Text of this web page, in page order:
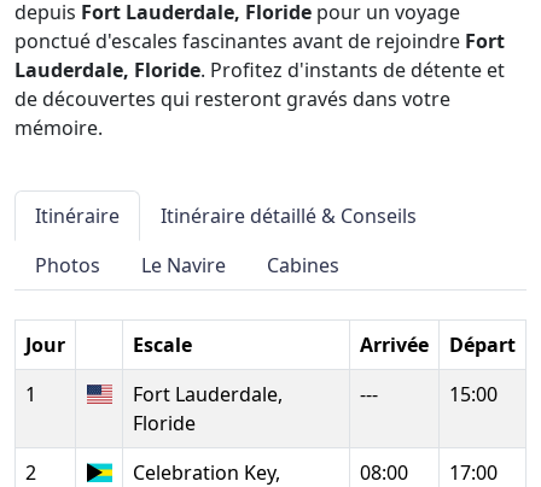
depuis Fort Lauderdale, Floride pour un voyage
ponctué d'escales fascinantes avant de rejoindre Fort
Lauderdale, Floride. Profitez d'instants de détente et
de découvertes qui resteront gravés dans votre
mémoire.
Itinéraire
Itinéraire détaillé & Conseils
Photos
Le Navire Cabines
Jour Escale Arrivée
Départ
1
Fort Lauderdale,
Floride
--- 15:00
2
Celebration Key,
08:00 17:00